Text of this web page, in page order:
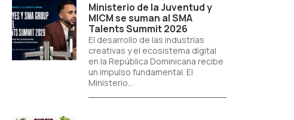
Ministerio de la Juventud y
MICM se suman al SMA
Talents Summit 2026
El desarrollo de las industrias
creativas y el ecosistema digital
en la República Dominicana recibe
un impulso fundamental. El
Ministerio...